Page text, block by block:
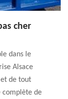
cher
dans le
Alsace
et de tout
complète de